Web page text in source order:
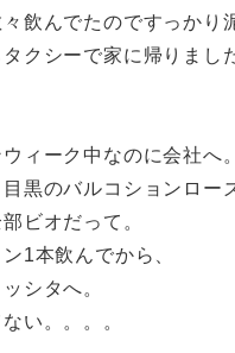
飲んでたのですっかり
クシーで家に帰りまし
ィーク中なのに会社へ
黒のバルコションロー
ビオだって。
1本飲んでから、
シタへ。
い。。。。